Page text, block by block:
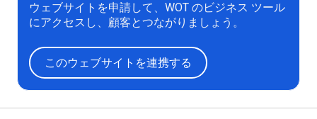
ウェブサイトを申請して、WOT のビジネス ツール
にアクセスし、顧客とつながりましょう。
このウェブサイトを連携する